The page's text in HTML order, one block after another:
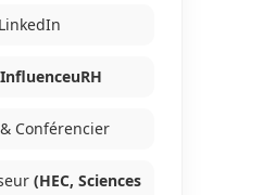
LinkedIn
InfluenceuRH
Conférencier
(HEC, Sciences